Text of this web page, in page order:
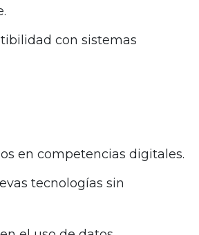
con sistemas
en competencias digitales.
tecnologías sin